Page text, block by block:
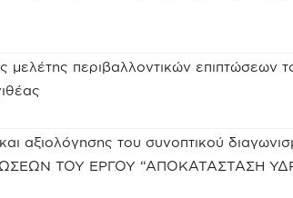
περιβαλλοντικών επιπτώσεων
αξιολόγησης του συνοπτικού
ΤΟΥ ΕΡΓΟΥ “ΑΠΟΚΑΤΑΣΤΑΣΗ